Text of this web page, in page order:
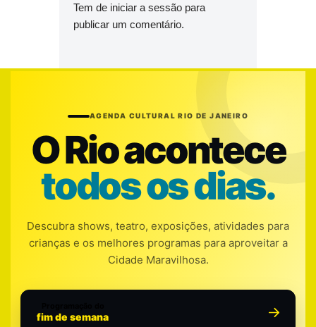
Tem de iniciar a sessão para
publicar um comentário.
AGENDA CULTURAL RIO DE JANEIRO
O Rio acontece
todos os dias.
Descubra shows, teatro, exposições, atividades para
crianças e os melhores programas para aproveitar a
Cidade Maravilhosa.
fim de semana